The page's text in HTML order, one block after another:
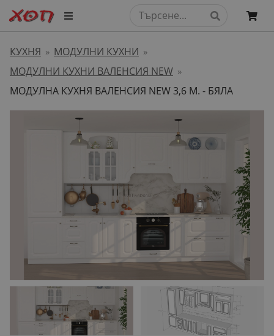
КУХНЯ » МОДУЛНИ КУХНИ »
МОДУЛНИ КУХНИ ВАЛЕНСИЯ NEW »
МОДУЛНА КУХНЯ ВАЛЕНСИЯ NEW 3,6 М. - БЯЛА